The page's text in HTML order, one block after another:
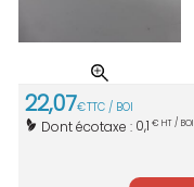
22,07€TTC / BOI
Dont écotaxe : 0,1 € HT / BOI